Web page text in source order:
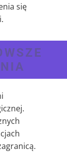
się